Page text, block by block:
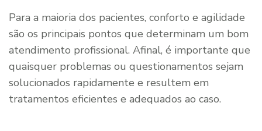
Para a maioria dos pacientes, conforto e agilidade
são os principais pontos que determinam um bom
atendimento profissional. Afinal, é importante que
quaisquer problemas ou questionamentos sejam
solucionados rapidamente e resultem em
tratamentos eficientes e adequados ao caso.